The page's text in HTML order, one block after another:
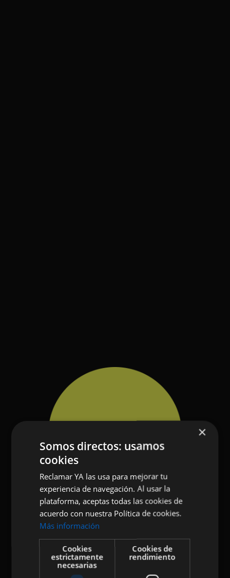
×
Somos directos: usamos
cookies
Reclamar YA las usa para mejorar tu
experiencia de navegación. Al usar la
plataforma, aceptas todas las cookies de
acuerdo con nuestra Política de cookies.
Más información
Cookies
estrictamente
necesarias
Cookies de
rendimiento